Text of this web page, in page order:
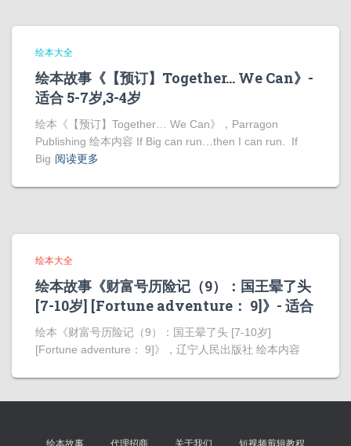
绘本大全
绘本故事《【预订】Together… We Can》-
适合 5-7岁,3-4岁
绘本《【预订】Together… We Can》，Parragon
Publishing 绘本内容 If Big can run…then I can run. If
Big 阅读更多
绘本大全
绘本故事《财富号历险记（9）：国王晕了头
[7-10岁] [Fortune adventure： 9]》- 适合
绘本《财富号历险记（9）：国王晕了头 [7-10岁]
[Fortune adventure： 9]》，辽宁人民出版社 绘本内容
绘本故事 代理招商 关于我们 短视频剪辑教程